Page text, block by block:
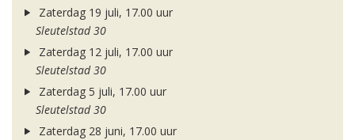
Zaterdag 19 juli, 17.00 uur
Sleutelstad 30
Zaterdag 12 juli, 17.00 uur
Sleutelstad 30
Zaterdag 5 juli, 17.00 uur
Sleutelstad 30
Zaterdag 28 juni, 17.00 uur